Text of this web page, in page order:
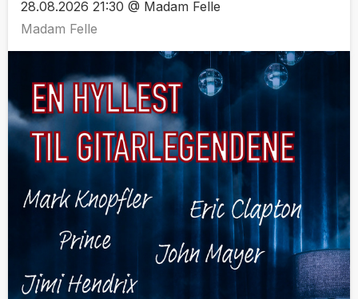
28.08.2026 21:30 @ Madam Felle
Madam Felle